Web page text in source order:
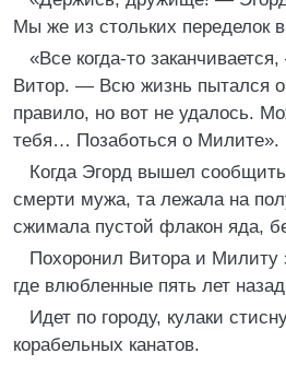
Мы же из стольких переделок
«Все когда-то
Витор. — Всю жизнь пытался
правило, но вот не удалось.
тебя… Позаботься о Милите».
Когда Эгорд вышел
смерти мужа, та лежала на
сжимала пустой флакон яда,
Похоронил Витора и Милиту
где влюбленные пять лет
Идет по городу, кулаки
корабельных канатов.